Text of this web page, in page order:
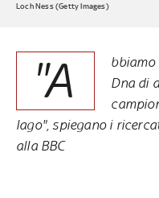
Loch Ness (Getty Images)
"A
Dna di
lago", spiegano i
alla BBC